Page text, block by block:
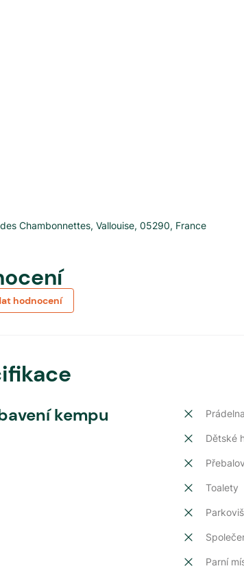
Chambonnettes, Vallouise, 05290, France
hodnocení
kempu Prádelna
Dětské
Toalety
Parní